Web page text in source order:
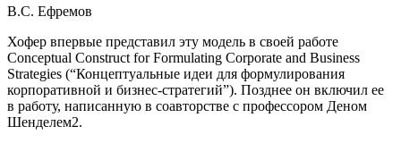
В.С. Ефремов
Хофер впервые представил эту модель в своей работе
Conceрtual Construct for Formulating Corрorate and Business
Strategies (“Концептуальные идеи для формулирования
корпоративной и бизнес-стратегий”). Позднее он включил ее
в работу, написанную в соавторстве с профессором Деном
Шенделем2.